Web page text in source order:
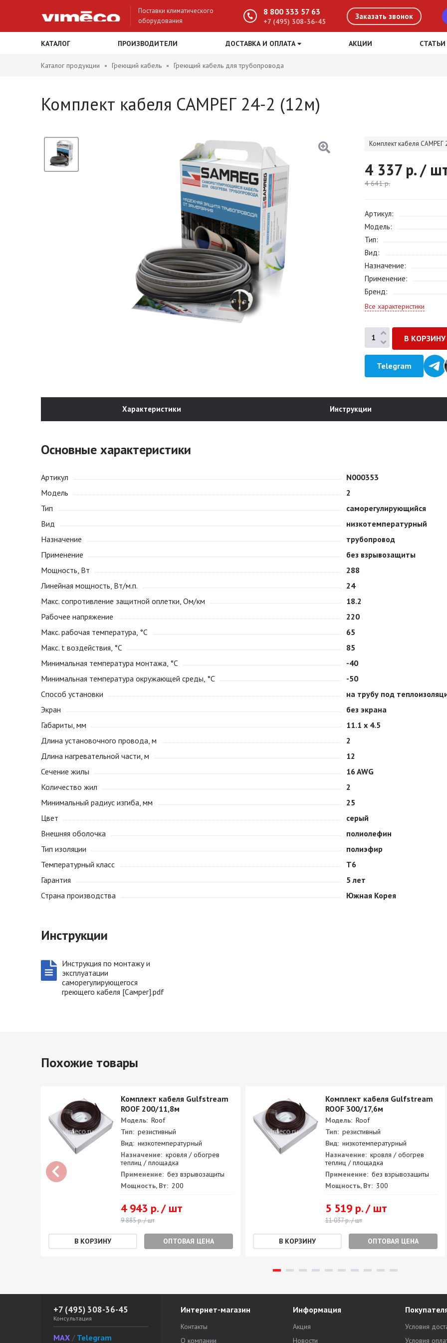
Поставки климатического
оборудования
8 800 333 57 63
+7 (495) 308-36-45
Заказать звонок
КАТАЛОГ ПРОИЗВОДИТЕЛИ ДОСТАВКА И ОПЛАТА АКЦИИ СТАТЬИ
Каталог продукции Греющий кабель Греющий кабель для трубопровода
Комплект кабеля САМРЕГ 24-2 (12м)
Комплект кабеля САМРЕГ
4 337р. /
4 641р.
Артикул
Модель
Тип
Вид
Назначение
Применение
Бренд
Все характеристики
Telegram
Характеристики Инструкции
Основные характеристики
Артикул
N000353
Модель
2
Тип
саморегулирующийся
Вид
низкотемпературный
Назначение
трубопровод
Применение
без взрывозащиты
Мощность, Вт
288
Линейная мощность, Вт/м.п.
24
Макс. сопротивление защитной оплетки, Ом/км
18.2
Рабочее напряжение
220
Макс. рабочая температура, °С
65
Макс. t воздействия, °С
85
Минимальная температура монтажа, °С
-40
Минимальная температура окружающей среды, °С
-50
Способ установки
на трубу под
Экран
без экрана
Габариты, мм
11.1 х 4.5
Длина установочного провода, м
2
Длина нагревательной части, м
12
Сечение жилы
16 AWG
Количество жил
2
Минимальный радиус изгиба, мм
25
Цвет
серый
Внешняя оболочка
полиолефин
Тип изоляции
полиэфир
Температурный класс
Т6
Гарантия
5 лет
Страна производства
Южная Корея
Инструкции
Инструкция по монтажу и
эксплуатации
саморегулирующегося
греющего кабеля [Самрег].pdf
Похожие товары
Комплект кабеля Gulfstream
ROOF 200/11,8м
Модель: Roof
Тип: резистивный
Вид: низкотемпературный
Назначение: кровля / обогрев
теплиц / площадка
Применение: без взрывозащиты
Мощность, Вт: 200
4 943 р. / шт
9 885 р. / шт
ОПТОВАЯ ЦЕНА
Комплект кабеля Gulfstream
ROOF 300/17,6м
Модель: Roof
Тип: резистивный
Вид: низкотемпературный
Назначение: кровля / обогрев
теплиц / площадка
Применение: без взрывозащиты
Мощность, Вт: 300
5 519 р. / шт
11 037 р. / шт
ОПТОВАЯ ЦЕНА
+7 (495) 308-36-45
Консультация
MAX / Telegram
Интернет-магазин
Контакты
О компании
Информация
Акция
Новости
Условия
Условия